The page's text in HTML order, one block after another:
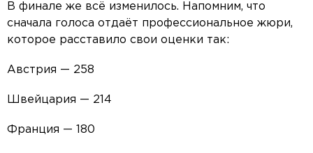
В финале же всё изменилось. Напомним, что
сначала голоса отдаёт профессиональное жюри,
которое расставило свои оценки так:
Австрия — 258
Швейцария — 214
Франция — 180